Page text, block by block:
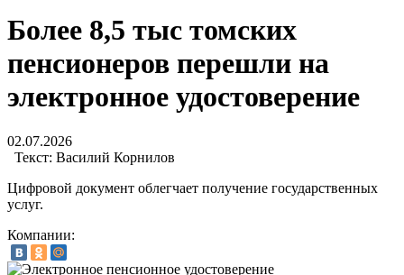
Более 8,5 тыс томских
пенсионеров перешли на
электронное удостоверение
02.07.2026
Текст: Василий Корнилов
Цифровой документ облегчает получение государственных
услуг.
Компании: